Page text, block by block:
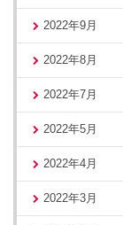
2022年9月
2022年8月
2022年7月
2022年5月
2022年4月
2022年3月